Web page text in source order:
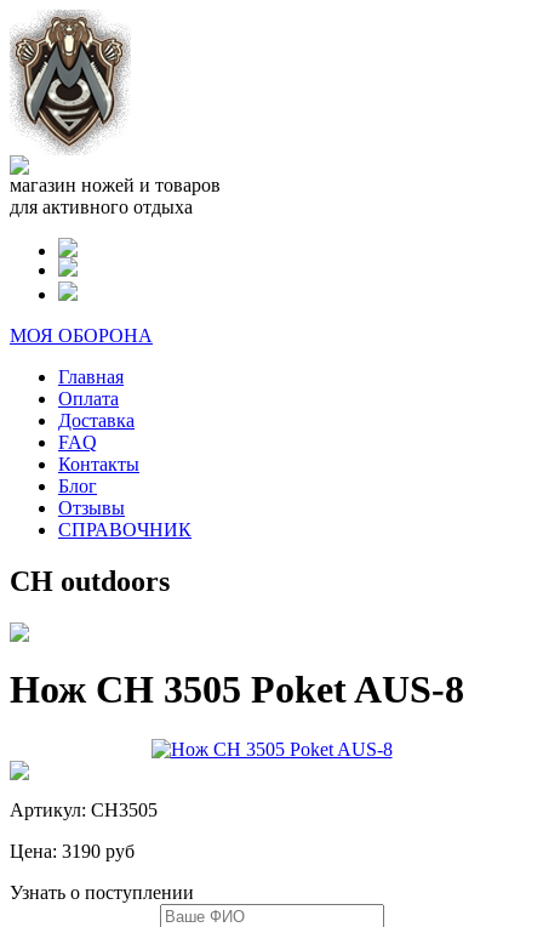
магазин ножей и товаров
для активного отдыха
МОЯ ОБОРОНА
Главная
Оплата
Доставка
FAQ
Контакты
Блог
Отзывы
СПРАВОЧНИК
CH outdoors
Нож CH 3505 Poket AUS-8
Артикул: CH3505
Цена: 3190 руб
Узнать о поступлении